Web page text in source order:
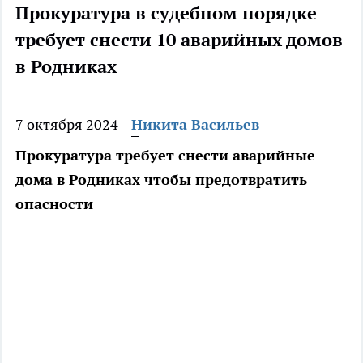
Прокуратура в судебном порядке
требует снести 10 аварийных домов
в Родниках
7 октября 2024
Никита Васильев
Прокуратура требует снести аварийные
дома в Родниках чтобы предотвратить
опасности